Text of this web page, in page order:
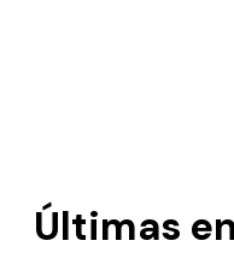
Últimas